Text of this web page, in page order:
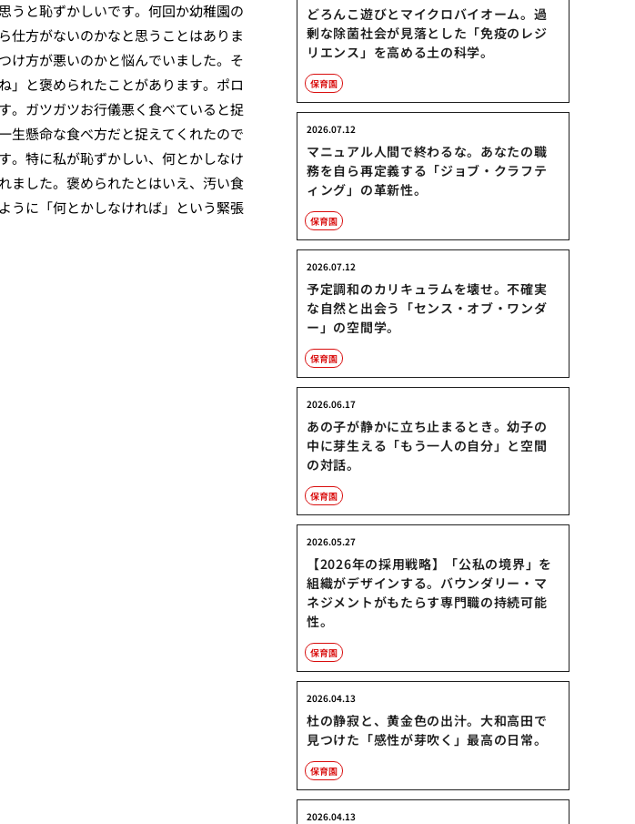
うと恥ずかしいです。何回か幼稚園の
仕方がないのかなと思うことはありま
け方が悪いのかと悩んでいました。そ
」と褒められたことがあります。ポロ
。ガツガツお行儀悪く食べていると捉
生懸命な食べ方だと捉えてくれたので
。特に私が恥ずかしい、何とかしなけ
ました。褒められたとはいえ、汚い食
うに「何とかしなければ」という緊張
どろんこ遊びとマイクロバイオーム。過
剰な除菌社会が見落とした「免疫のレジ
リエンス」を高める土の科学。
保育園
マニュアル人間で終わるな。あなたの職
務を自ら再定義する「ジョブ・クラフテ
ィング」の革新性。
2026.07.12
保育園
予定調和のカリキュラムを壊せ。不確実
な自然と出会う「センス・オブ・ワンダ
ー」の空間学。
2026.07.12
保育園
あの子が静かに立ち止まるとき。幼子の
中に芽生える「もう一人の自分」と空間
の対話。
2026.06.17
保育園
【2026年の採用戦略】「公私の境界」を
組織がデザインする。バウンダリー・マ
ネジメントがもたらす専門職の持続可能
性。
2026.05.27
保育園
杜の静寂と、黄金色の出汁。大和高田で
見つけた「感性が芽吹く」最高の日常。
2026.04.13
保育園
2026.04.13